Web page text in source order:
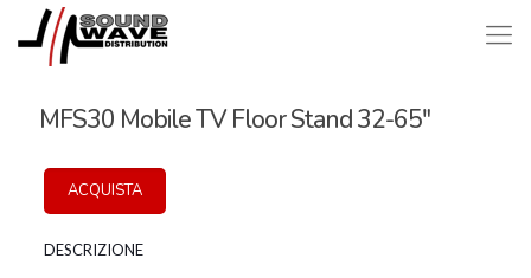
MFS30 Mobile TV Floor Stand 32-65″
ACQUISTA
DESCRIZIONE